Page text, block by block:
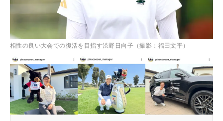
相性の良い大会での復活を目指す渋野日向子（撮影：福田文平）